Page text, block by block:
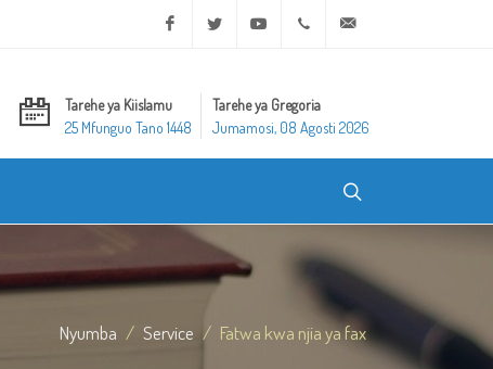
Facebook Twitter Youtube +20 2 25970400
Tarehe ya Kiislamu
25 Mfunguo Tano 1448
Tarehe ya Gregoria
Jumamosi, 08 Agosti 2026
Nyumba Service Fatwa kwa njia ya fax